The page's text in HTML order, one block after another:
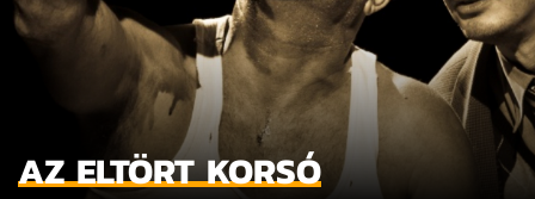
AZ ELTÖRT KORSÓ